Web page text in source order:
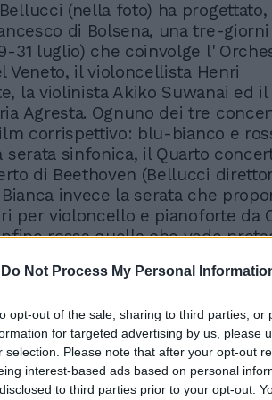
Do Not Process My Personal
opt-out of the sale, sharing to third parties, or
for targeted advertising by us, please
selection. Please note that after your opt-out
interest-based ads based on personal
to third parties prior to your opt-out.
(nella foto) ha
di Bolsena, una tre-giorni
31 luglio) che coinvolge l'
Veneto, il violoncellista Henri
la violinista Akiko Suwanai ed il
Agresta. Ognuno dei tre
corrispettivo: blu-bianco e
serata sinfonica, il Quarto
di Beethoven (Bellucci
invece la serata che
per violoncello e pianoforte da
rossa quella che vede
è considerato tra i migliori